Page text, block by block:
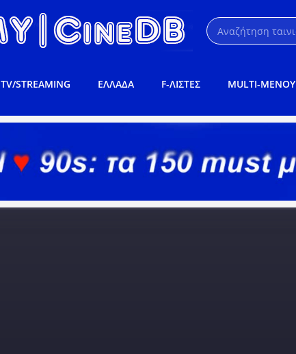
TV/STREAMING ΕΛΛΑΔΑ F-ΛΙΣΤΕΣ MULTI-ΜΕΝΟΥ